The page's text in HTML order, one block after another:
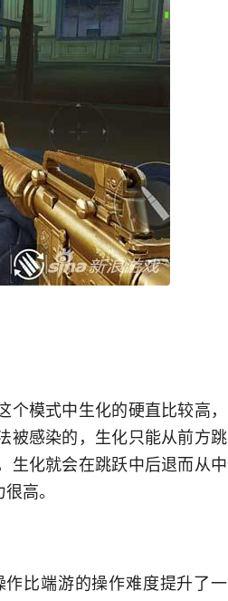
模式中生化的硬直比较高，
被感染的，生化只能从前方跳
生化就会在跳跃中后退而从中
高。
比端游的操作难度提升了一